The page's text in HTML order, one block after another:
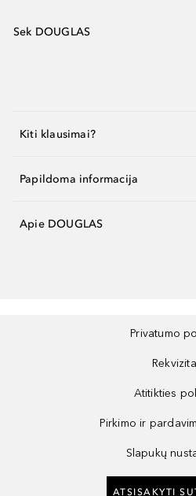
Sek DOUGLAS
Kiti klausimai?
Papildoma informacija
Apie DOUGLAS
Privatumo
Atitikties
Pirkimo ir
Slapukų
ATSISAKYTI